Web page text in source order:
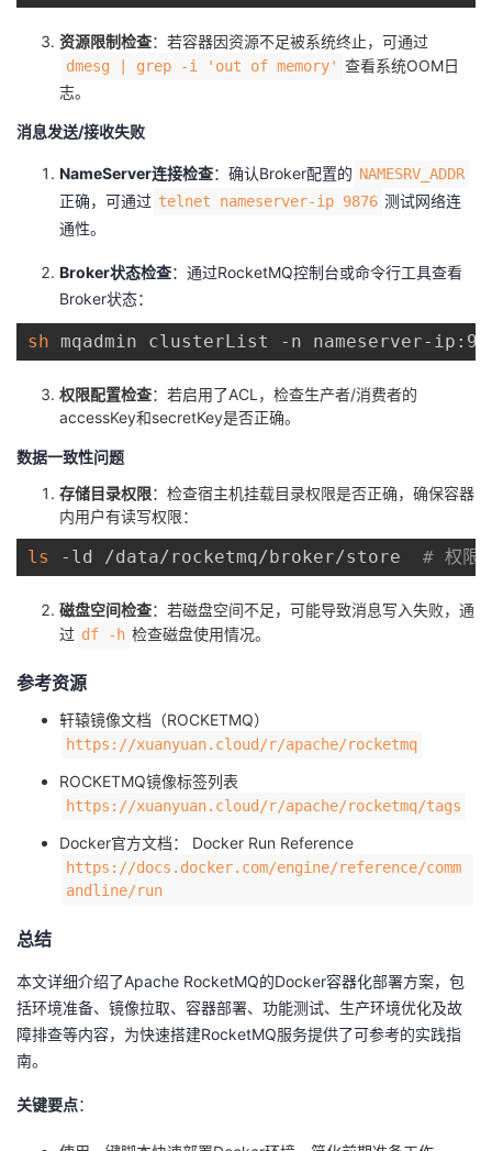
资源限制检查：若容器因资源不足被系统终止，可通过
dmesg | grep -i 'out of memory' 查看系统OOM日
志。
消息发送/接收失败
NameServer连接检查：确认Broker配置的 NAMESRV_ADDR
正确，可通过 telnet nameserver-ip 9876 测试网络连
通性。
Broker状态检查：通过RocketMQ控制台或命令行工具查看
Broker状态：
sh
权限配置检查：若启用了ACL，检查生产者/消费者的
accessKey和secretKey是否正确。
数据一致性问题
存储目录权限：检查宿主机挂载目录权限是否正确，确保容器
内用户有读写权限：
ls -ld /data/rocketmq/broker/store # 权限
磁盘空间检查：若磁盘空间不足，可能导致消息写入失败，通
过 df -h 检查磁盘使用情况。
参考资源
轩辕镜像文档（ROCKETMQ）
https://xuanyuan.cloud/r/apache/rocketmq
ROCKETMQ镜像标签列表
https://xuanyuan.cloud/r/apache/rocketmq/tags
Docker官方文档： Docker Run Reference
https://docs.docker.com/engine/reference/comm
andline/run
总结
本文详细介绍了Apache RocketMQ的Docker容器化部署方案，包
括环境准备、镜像拉取、容器部署、功能测试、生产环境优化及故
障排查等内容，为快速搭建RocketMQ服务提供了可参考的实践指
南。
关键要点：